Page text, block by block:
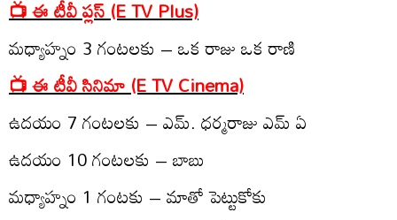
📺 ఈ టీవీ ప్ల‌స్‌ (E TV Plus)
మ‌ధ్యాహ్నం 3 గంట‌ల‌కు – ఒక రాజు ఒక రాణి
📺 ఈ టీవీ సినిమా (E TV Cinema)
ఉద‌యం 7 గంట‌ల‌కు – ఎమ్. ధ‌ర్మ‌రాజు ఎమ్ ఏ
ఉద‌యం 10 గంట‌ల‌కు – బాబు
మ‌ధ్యాహ్నం 1 గంట‌కు – మాతో పెట్టుకోకు